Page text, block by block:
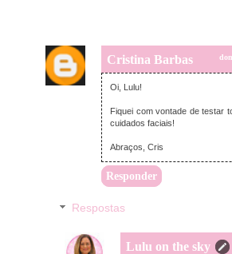
Cristina Barbas
Oi, Lulu!
Fiquei com vontade de testar
cuidados faciais!
Abraços, Cris
Responder
Respostas
Lulu on the sky